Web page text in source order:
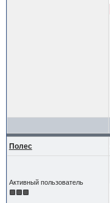
Полес
Активный пользователь